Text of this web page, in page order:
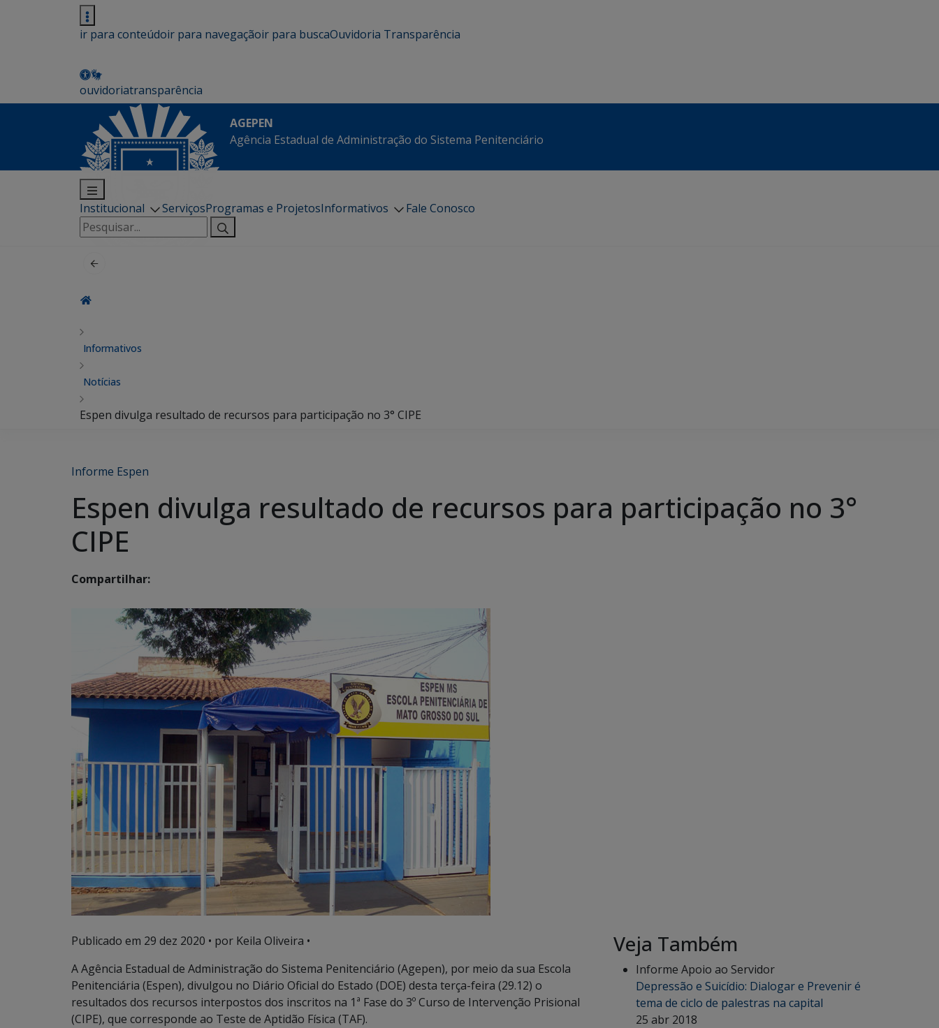
ir para conteúdoir para navegaçãoir para buscaOuvidoria Transparência
ouvidoriatransparência
AGEPEN
Agência Estadual de Administração do Sistema Penitenciário
Institucional ServiçosProgramas e ProjetosInformativos
Fale Conosco
Pesquisar
por:
Informativos
Notícias
Espen divulga resultado de recursos para participação no 3° CIPE
Informe Espen
Espen divulga resultado de recursos para participação no 3°
CIPE
Compartilhar:
Publicado em 29 dez 2020 • por Keila Oliveira •
A Agência Estadual de Administração do Sistema Penitenciário (Agepen), por meio da sua Escola
Penitenciária (Espen), divulgou no Diário Oficial do Estado (DOE) desta terça-feira (29.12) o
resultados dos recursos interpostos dos inscritos na 1ª Fase do 3º Curso de Intervenção Prisional
(CIPE), que corresponde ao Teste de Aptidão Física (TAF).
Veja Também
Informe Apoio ao Servidor
Depressão e Suicídio: Dialogar e Prevenir é
tema de ciclo de palestras na capital
25 abr 2018